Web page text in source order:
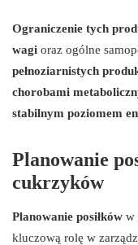
Ograniczenie tych
wagi oraz ogólne
pełnoziarnistych
chorobami
stabilnym poziomem
Planowanie
cukrzyków
Planowanie posiłków w
kluczową rolę w